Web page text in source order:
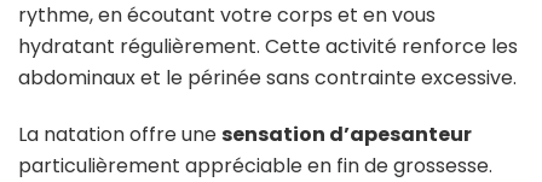
rythme, en écoutant votre corps et en vous
hydratant régulièrement. Cette activité renforce les
abdominaux et le périnée sans contrainte excessive.
La natation offre unesensation d’apesanteur
particulièrement appréciable en fin de grossesse.